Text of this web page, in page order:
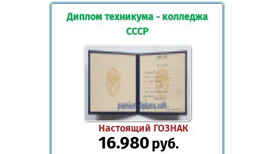
Диплом техникума - колледжа
СССР
Настоящий ГОЗНАК
16.980руб.